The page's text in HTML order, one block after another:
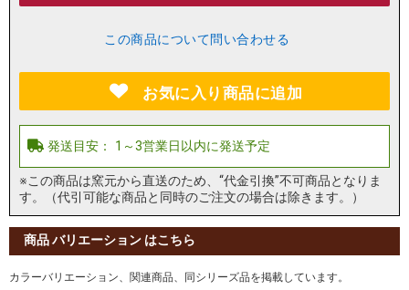
この商品について問い合わせる
お気に入り商品に追加
※この商品は窯元から直送のため、“代金引換”不可商品となりま
す。（代引可能な商品と同時のご注文の場合は除きます。）
商品 バリエーション はこちら
カラーバリエーション、関連商品、同シリーズ品を掲載しています。